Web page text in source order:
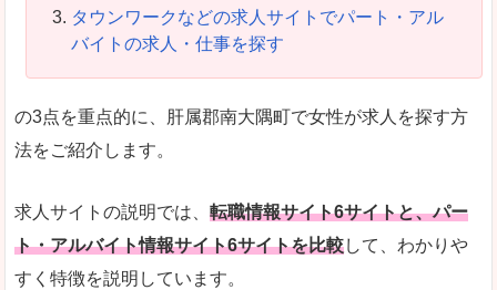
タウンワークなどの求人サイトでパート・アル
バイトの求人・仕事を探す
の3点を重点的に、肝属郡南大隅町で女性が求人を探す方
法をご紹介します。
求人サイトの説明では、 転職情報サイト6サイトと、パー
ト・アルバイト情報サイト6サイトを比較して、わかりや
すく特徴を説明しています。